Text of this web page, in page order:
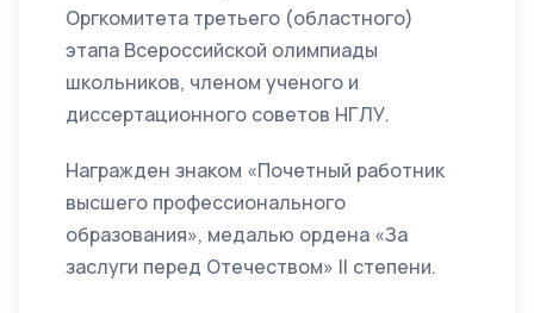
Оргкомитета третьего (областного)
этапа Всероссийской олимпиады
школьников, членом ученого и
диссертационного советов НГЛУ.
Награжден знаком «Почетный работник
высшего профессионального
образования», медалью ордена «За
заслуги перед Отечеством» II степени.